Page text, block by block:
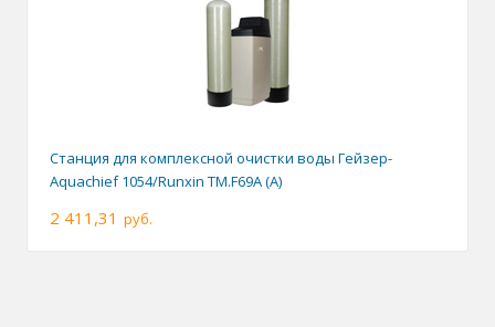
Станция для комплексной очистки воды Гейзер-
Aquachief 1054/Runxin TM.F69A (A)
2 411,31 руб.